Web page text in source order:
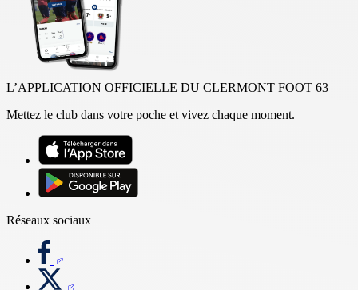
L’APPLICATION OFFICIELLE DU CLERMONT FOOT 63
Mettez le club dans votre poche et vivez chaque moment.
Réseaux sociaux